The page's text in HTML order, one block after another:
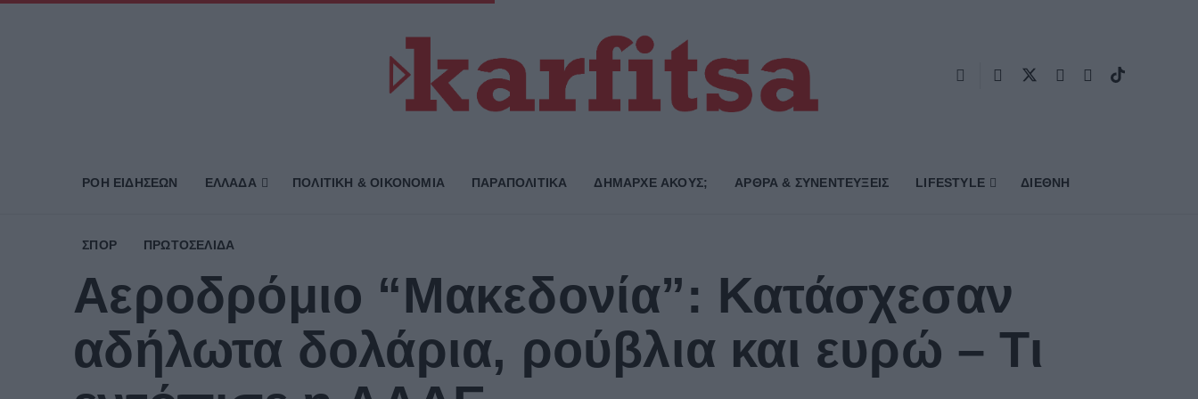
ΡΟΗ ΕΙΔΗΣΕΩΝ ΕΛΛΑΔΑ ΠΟΛΙΤΙΚΗ & ΟΙΚΟΝΟΜΙΑ ΠΑΡΑΠΟΛΙΤΙΚΑ ΔΗΜΑΡΧE ΑΚΟΥΣ; ΑΡΘΡΑ & ΣΥΝΕΝΤΕΥΞΕΙΣ LIFESTYLE ΔΙΕΘΝΗ
ΣΠΟΡ ΠΡΩΤΟΣΈΛΙΔΑ
Αεροδρόμιο “Μακεδονία”: Κατάσχεσαν
αδήλωτα δολάρια, ρούβλια και ευρώ – Τι